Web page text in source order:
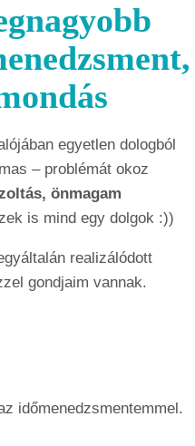
egyetlen dologból
– problémát okoz
önmagam
is mind egy dolgok :))
realizálódott
gondjaim vannak.
időmenedzsmentemmel.